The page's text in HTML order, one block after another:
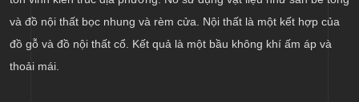
và đồ nội thất bọc nhung và rèm cửa. Nội thất là một kết hợp của
đồ gỗ và đồ nội thất cổ. Kết quả là một bầu không khí ấm áp và
thoải mái.